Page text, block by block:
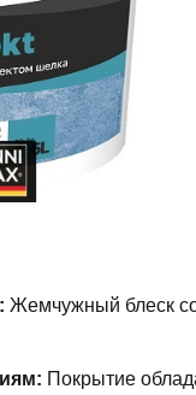
Жемчужный блеск
Покрытие